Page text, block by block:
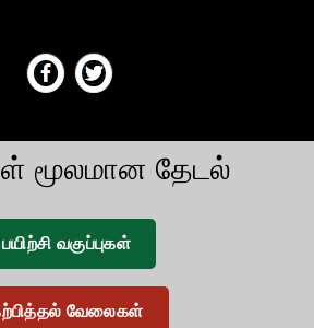
மூலமான தேடல்
பயிற்சி வகுப்புகள்
வேலைகள்